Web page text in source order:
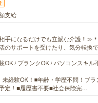
支給
手になるだけでも立派な介護！≫
のサポートを受けたり、気分転換
OK / ブランクOK / パソコンスキル
未経験OK！■年齢・学歴不問！ブラ
定！■履歴書不要■社会保険完…